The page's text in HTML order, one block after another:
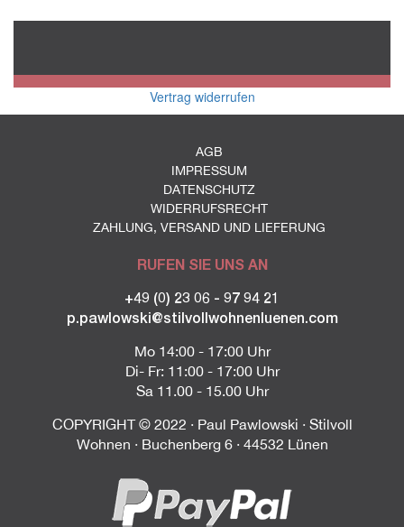
Vertrag widerrufen
AGB
IMPRESSUM
DATENSCHUTZ
WIDERRUFSRECHT
ZAHLUNG, VERSAND UND LIEFERUNG
RUFEN SIE UNS AN
+49 (0) 23 06 - 97 94 21
p.pawlowski@stilvollwohnenluenen.com
Mo 14:00 - 17:00 Uhr
Di- Fr: 11:00 - 17:00 Uhr
Sa 11.00 - 15.00 Uhr
COPYRIGHT © 2022 · Paul Pawlowski · Stilvoll
Wohnen · Buchenberg 6 · 44532 Lünen